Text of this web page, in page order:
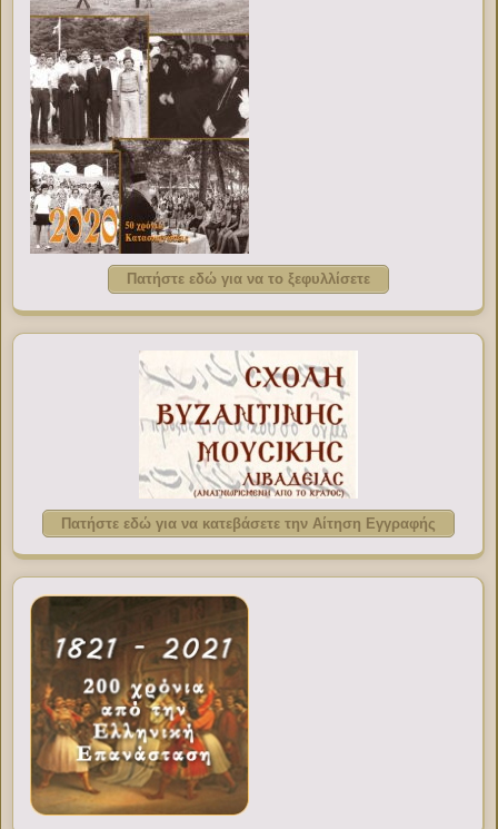
Πατήστε εδώ για να το ξεφυλλίσετε
Πατήστε εδώ για να κατεβάσετε την Αίτηση Εγγραφής